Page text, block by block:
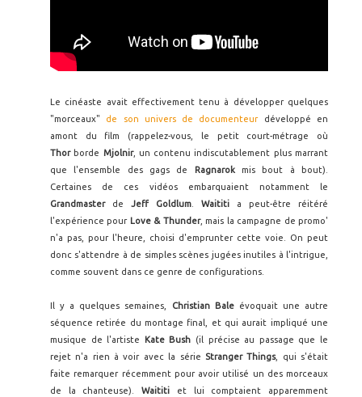
Le cinéaste avait effectivement tenu à développer quelques
"morceaux" de son univers de documenteurdéveloppé en
amont du film (rappelez-vous, le petit court-métrage où
Thorborde Mjolnir, un contenu indiscutablement plus marrant
que l'ensemble des gags de
Ragnarokmis bout à bout).
Certaines de ces vidéos embarquaient notamment le
Grandmasterde Jeff Goldlum Waititi a peut-être réitéré
l'expérience pour Love & Thunder, mais la campagne de promo'
n'a pas, pour l'heure, choisi d'emprunter cette voie. On peut
donc s'attendre à de simples scènes jugées inutiles à l'intrigue,
comme souvent dans ce genre de configurations.
Il y a quelques semaines, Christian Baleévoquait une autre
séquence retirée du montage final, et qui aurait impliqué une
musique de l'artiste
Kate Bush (il précise au passage que le
rejet n'a rien à voir avec la série Stranger Things, qui s'était
faite remarquer récemment pour avoir utilisé un des morceaux
de la chanteuse).Waititi et lui comptaient apparemment